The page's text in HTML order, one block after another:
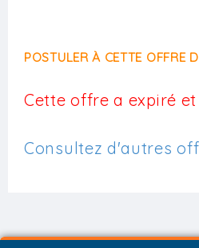
POSTULER À CETTE OFFRE
Cette offre a expiré
Consultez d'autres